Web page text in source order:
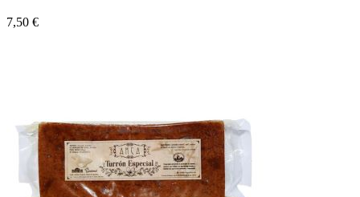
7,50 €